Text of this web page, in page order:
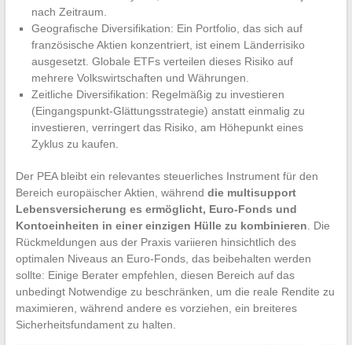
nach Zeitraum.
Geografische Diversifikation: Ein Portfolio, das sich auf
französische Aktien konzentriert, ist einem Länderrisiko
ausgesetzt. Globale ETFs verteilen dieses Risiko auf
mehrere Volkswirtschaften und Währungen.
Zeitliche Diversifikation: Regelmäßig zu investieren
(Eingangspunkt-Glättungsstrategie) anstatt einmalig zu
investieren, verringert das Risiko, am Höhepunkt eines
Zyklus zu kaufen.
Der PEA bleibt ein relevantes steuerliches Instrument für den
Bereich europäischer Aktien, während die multisupport
Lebensversicherung es ermöglicht, Euro-Fonds und
Kontoeinheiten in einer einzigen Hülle zu kombinieren . Die
Rückmeldungen aus der Praxis variieren hinsichtlich des
optimalen Niveaus an Euro-Fonds, das beibehalten werden
sollte: Einige Berater empfehlen, diesen Bereich auf das
unbedingt Notwendige zu beschränken, um die reale Rendite zu
maximieren, während andere es vorziehen, ein breiteres
Sicherheitsfundament zu halten.